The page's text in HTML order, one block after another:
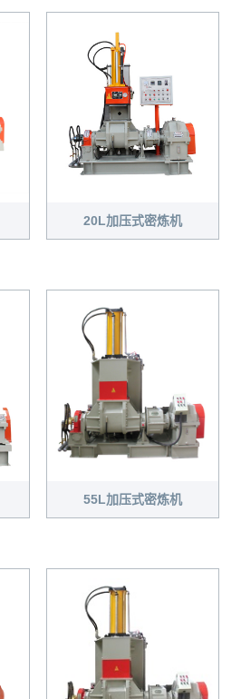
20L加压式密炼机
55L加压式密炼机